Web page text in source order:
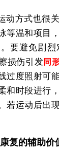
动方式也很
等温和项目
要避免剧
损伤引发同
过度照射可
和时段进行
若运动后出
复的辅助价